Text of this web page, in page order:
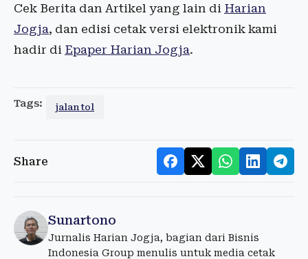
Cek Berita dan Artikel yang lain di Harian
Jogja, dan edisi cetak versi elektronik kami
hadir di Epaper Harian Jogja.
Tags: jalan tol
Share
Sunartono
Jurnalis Harian Jogja, bagian dari Bisnis
Indonesia Group menulis untuk media cetak